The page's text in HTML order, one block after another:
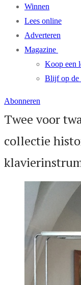
Winnen
Lees online
Adverteren
Magazine
Koop een
Blijf op de
Abonneren
Twee voor
collectie